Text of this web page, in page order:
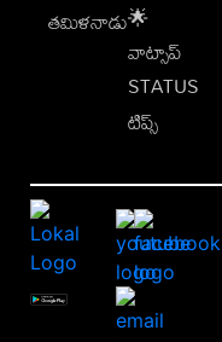
తమిళనాడు🌟
వాట్సాప్
STATUS
టిప్స్